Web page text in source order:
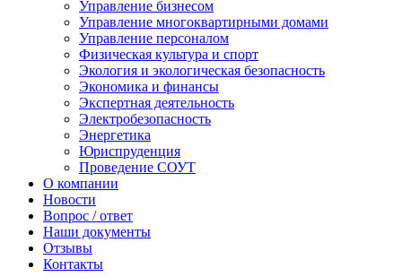
Управление бизнесом
Управление многоквартирными домами
Управление персоналом
Физическая культура и спорт
Экология и экологическая безопасность
Экономика и финансы
Экспертная деятельность
Электробезопасность
Энергетика
Юриспруденция
Проведение СОУТ
О компании
Новости
Вопрос / ответ
Наши документы
Отзывы
Контакты